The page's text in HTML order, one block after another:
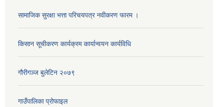
सामाजिक सुरक्षा भत्ता परिचयपत्र नवीकरण फारम ।
किसान सूचीकरण कार्यक्रम कार्यान्वयन कार्यविधि
गौरीगञ्‍ज बुलेटिन २०७९
गाउँपालिका प्रोफाइल